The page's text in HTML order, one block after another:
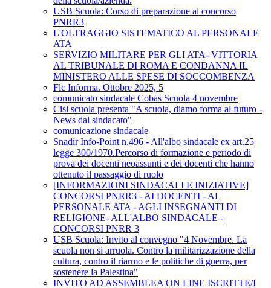
USB Scuola: Corso di preparazione al concorso
PNRR3
L'OLTRAGGIO SISTEMATICO AL PERSONALE
ATA
SERVIZIO MILITARE PER GLI ATA- VITTORIA
AL TRIBUNALE DI ROMA E CONDANNA IL
MINISTERO ALLE SPESE DI SOCCOMBENZA
Flc Informa. Ottobre 2025, 5
comunicato sindacale Cobas Scuola 4 novembre
Cisl scuola presenta "A scuola, diamo forma al futuro -
News dal sindacato"
comunicazione sindacale
Snadir Info-Point n.496 - All'albo sindacale ex art.25
legge 300/1970.Percorso di formazione e periodo di
prova dei docenti neoassunti e dei docenti che hanno
ottenuto il passaggio di ruolo
[INFORMAZIONI SINDACALI E INIZIATIVE]
CONCORSI PNRR3 - AI DOCENTI - AL
PERSONALE ATA - AGLI INSEGNANTI DI
RELIGIONE- ALL'ALBO SINDACALE -
CONCORSI PNRR 3
USB Scuola: Invito al convegno "4 Novembre. La
scuola non si arruola. Contro la militarizzazione della
cultura, contro il riarmo e le politiche di guerra, per
sostenere la Palestina"
INVITO AD ASSEMBLEA ON LINE ISCRITTE/I